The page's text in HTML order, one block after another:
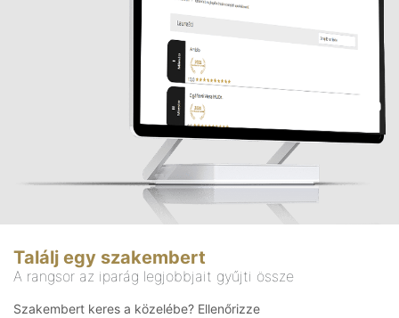
Találj egy szakembert
A rangsor az iparág legjobbjait gyűjti össze
Szakembert keres a közelébe? Ellenőrizze